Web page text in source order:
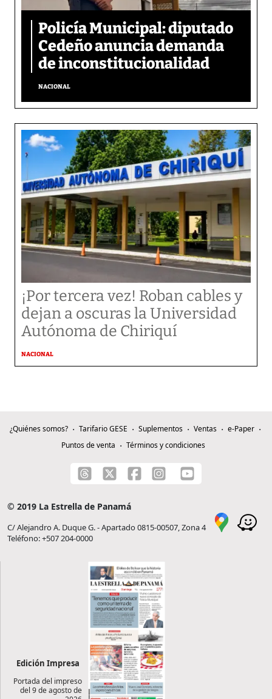
Policía Municipal: diputado
Cedeño anuncia demanda
de inconstitucionalidad
NACIONAL
¡Por tercera vez! Roban cables y
dejan a oscuras la Universidad
Autónoma de Chiriquí
NACIONAL
¿Quiénes somos? Tarifario GESE Suplementos Ventas
e-Paper
Puntos de venta
Términos y condiciones
© 2019 La Estrella de Panamá
C/ Alejandro A. Duque G. - Apartado 0815-00507, Zona 4
Teléfono: +507 204-0000
Edición Impresa
Portada del impreso
del 9 de agosto de